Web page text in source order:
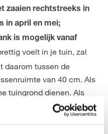
zaaien rechtstreeks in
in april en mei;
is mogelijk vanaf
voelt in je tuin, zal
daarom tussen de
van 40 cm. Als
tuingrond dienen. Als
en vochtig houdt, zou
gaan.